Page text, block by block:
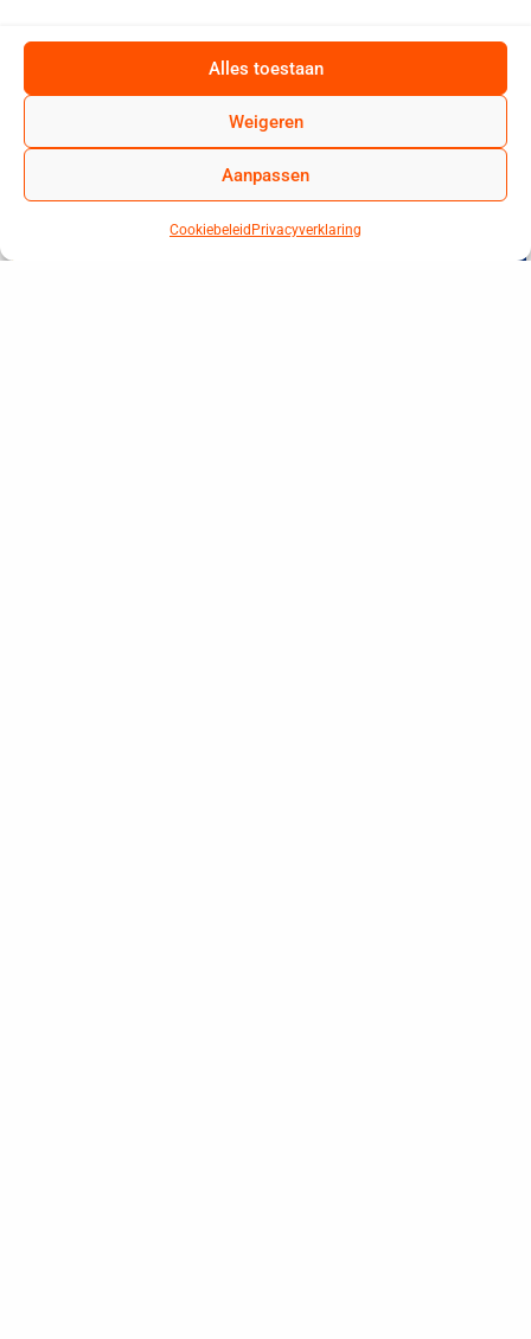
Alles toestaan
Weigeren
Aanpassen
Cookiebeleid Privacyverklaring